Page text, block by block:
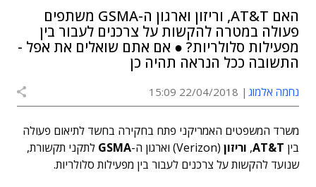
האם AT&T, וריזון וארגון ה-GSMA משתפים
פעולה במטרה להקשות על צרכנים לעבור בין
מפעילות סלולריות? ● אם אתם שואלים את אפל -
התשובה ככל הנראה תהיה כן
נחמה אלמוג 22/04/2018 15:09
משרד המשפטים האמריקני פתח בחקירה בחשד לתיאום פעולה
בין AT&T
, וריזון (Verizon) וארגון ה- GSMA לתקני תקשורת,
שנועד להקשות על צרכנים לעבור בין מפעילות סלולריות.